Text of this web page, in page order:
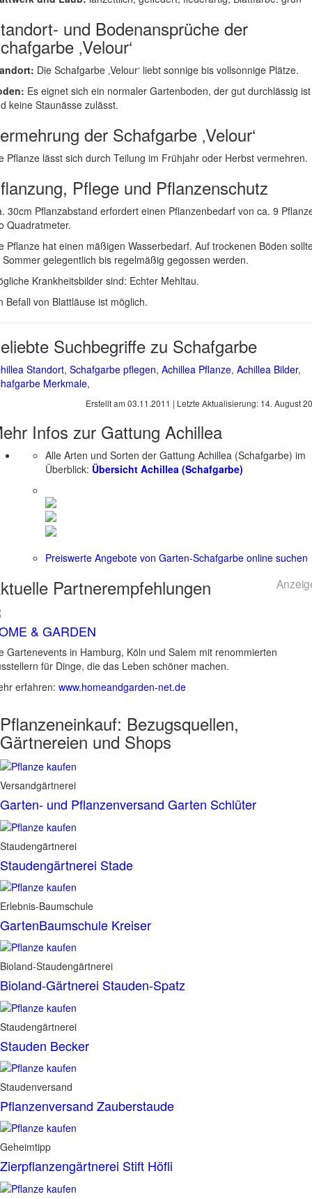
und Bodenansprüche der
‚Velour‘
Die Schafgarbe ‚Velour‘ liebt sonnige bis vollsonnige Plätze.
Es eignet sich ein normaler Gartenboden, der gut durchlässig ist
keine Staunässe zulässt.
der Schafgarbe ‚Velour‘
Pflanze lässt sich durch Teilung im Frühjahr oder Herbst vermehren.
Pflege und Pflanzenschutz
30cm Pflanzabstand erfordert einen Pflanzenbedarf von ca. 9
Quadratmeter.
Pflanze hat einen mäßigen Wasserbedarf. Auf trockenen Böden
Sommer gelegentlich bis regelmäßig gegossen werden.
Krankheitsbilder sind: Echter Mehltau.
Befall von Blattläuse ist möglich.
Suchbegriffe zu Schafgarbe
Standort, Schafgarbe pflegen, Achillea Pflanze, Achillea Bilder,
Merkmale,
Erstellt am 03.11.2011 | Letzte Aktualisierung: 14. August
Infos zur Gattung Achillea
Alle Arten und Sorten der Gattung Achillea (Schafgarbe) im
Überblick: Übersicht Achillea (Schafgarbe)
Preiswerte Angebote von Garten-Schafgarbe online suchen
Partnerempfehlungen
& GARDEN
Gartenevents in Hamburg, Köln und Salem mit renommierten
für Dinge, die das Leben schöner machen.
erfahren: www.homeandgarden-net.de
Pflanzeneinkauf: Bezugsquellen,
Gärtnereien und Shops
Versandgärtnerei
Garten- und Pflanzenversand Garten Schlüter
Staudengärtnerei
Staudengärtnerei Stade
Erlebnis-Baumschule
GartenBaumschule Kreiser
Bioland-Staudengärtnerei
Bioland-Gärtnerei Stauden-Spatz
Staudengärtnerei
Stauden Becker
Staudenversand
Pflanzenversand Zauberstaude
Geheimtipp
Zierpflanzengärtnerei Stift Höfli